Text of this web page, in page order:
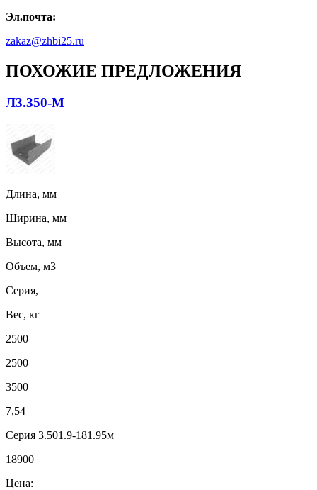
Эл.почта:
zakaz@zhbi25.ru
ПОХОЖИЕ ПРЕДЛОЖЕНИЯ
Л3.350-М
Длина, мм
Ширина, мм
Высота, мм
Объем, м3
Серия,
Вес, кг
2500
2500
3500
7,54
Серия 3.501.9-181.95м
18900
Цена: